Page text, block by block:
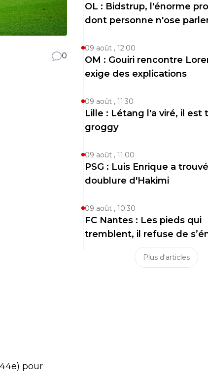
0
pour
OL : Bidstrup, l'énorme
dont personne n'ose
09 août , 12:00
OM : Gouiri rencontre
exige des explications
09 août , 11:30
Lille : Létang l'a viré, il est
groggy
09 août , 11:00
PSG : Luis Enrique a
doublure d'Hakimi
09 août , 10:30
FC Nantes : Les pieds qui
tremblent, il refuse de
Plus d'articles